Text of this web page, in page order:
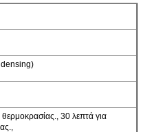
30 λεπτά για